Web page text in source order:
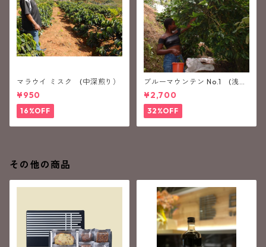
マラウイ ミスク (中深煎り）
¥950
16%OFF
ブルーマウンテン No.1 (浅煎
り）
¥2,700
32%OFF
その他の商品